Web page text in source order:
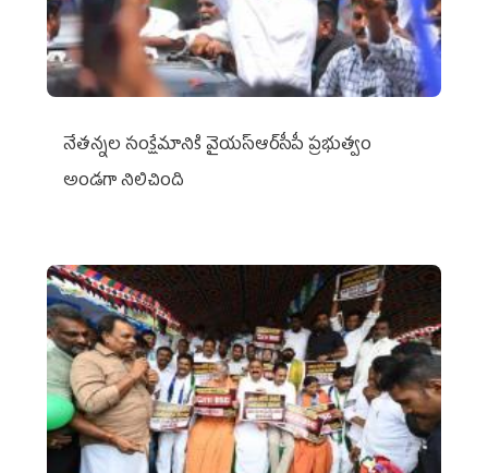
నేతన్నల సంక్షేమానికి వైయ‌స్ఆర్‌సీపీ ప్రభుత్వం
అండగా నిలిచింది